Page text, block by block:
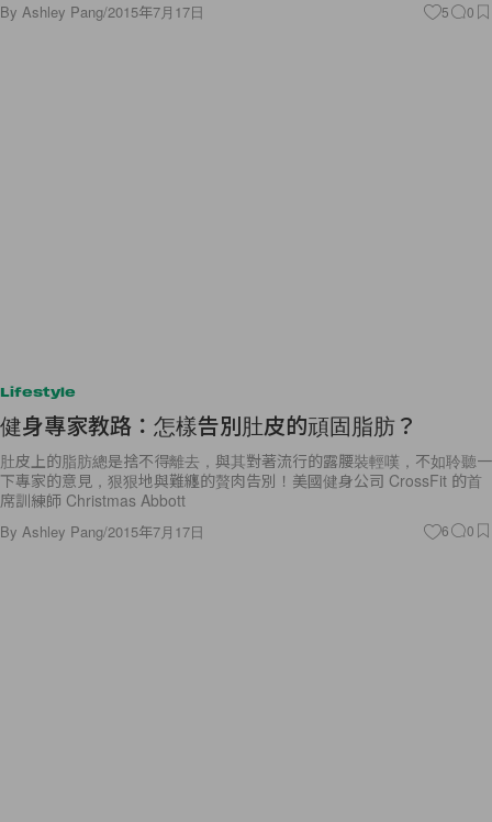
By Ashley Pang/2015年7月17日 5 0
Lifestyle
健身專家教路：怎樣告別肚皮的頑固脂肪？
肚皮上的脂肪總是捨不得離去，與其對著流行的露腰裝輕嘆，不如聆聽一
下專家的意見，狠狠地與難纏的贅肉告別！美國健身公司 CrossFit 的首
席訓練師 Christmas Abbott
By Ashley Pang/2015年7月17日 6 0